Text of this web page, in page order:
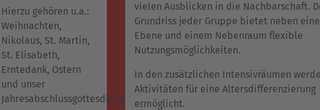
Hierzu gehören u.a.:
Weihnachten,
Nikolaus, St. Martin,
St. Elisabeth,
Erntedank, Ostern
und unser
Jahresabschlussgottesdienst.
vielen Ausblicken in die Nachbarschaft.
Grundriss jeder Gruppe bietet neben
Ebene und einem Nebenraum flexible
Nutzungsmöglichkeiten.
In den zusätzlichen Intensivräumen
Aktivitäten für eine Altersdifferenzierung
ermöglicht.